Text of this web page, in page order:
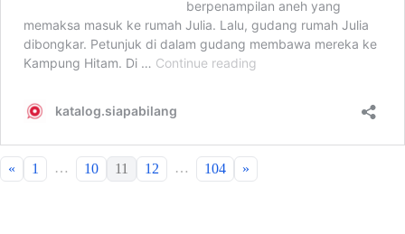
« 1 … 10 11 12 … 104 »